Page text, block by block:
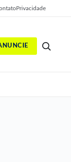
Privacidade